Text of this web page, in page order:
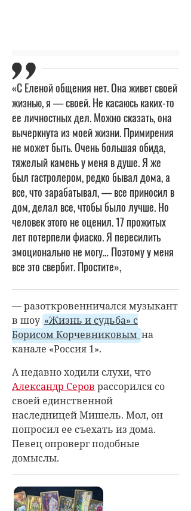
«С Еленой общения нет. Она живет своей
жизнью, я — своей. Не касаюсь каких-то
ее личностных дел. Можно сказать, она
вычеркнута из моей жизни. Примирения
не может быть. Очень большая обида,
тяжелый камень у меня в душе. Я же
был гастролером, редко бывал дома, а
все, что зарабатывал, — все приносил в
дом, делал все, чтобы было лучше. Но
человек этого не оценил. 17 прожитых
лет потерпели фиаско. Я пересилить
эмоционально не могу… Поэтому у меня
все это свербит. Простите»,
— разоткровенничался музыкант
в шоу «Жизнь и судьба» с
Борисом Корчевниковым на
канале «Россия 1».
А недавно ходили слухи, что
Александр Серов рассорился со
своей единственной
наследницей Мишель. Мол, он
попросил ее съехать из дома.
Певец опроверг подобные
домыслы.